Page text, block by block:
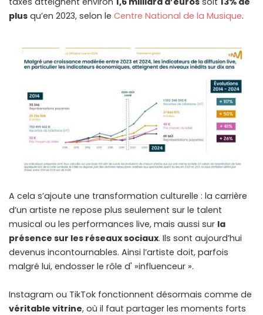
plus qu’en 2023, selon le Centre National de la Musique.
A cela s’ajoute une transformation culturelle : la carrière
d’un artiste ne repose plus seulement sur le talent
musical ou les performances live, mais aussi sur la
présence sur les réseaux sociaux. Ils sont aujourd’hui
devenus incontournables. Ainsi l’artiste doit, parfois
malgré lui, endosser le rôle d' »influenceur ».
Instagram ou TikTok fonctionnent désormais comme de
véritable vitrine, où il faut partager les moments forts